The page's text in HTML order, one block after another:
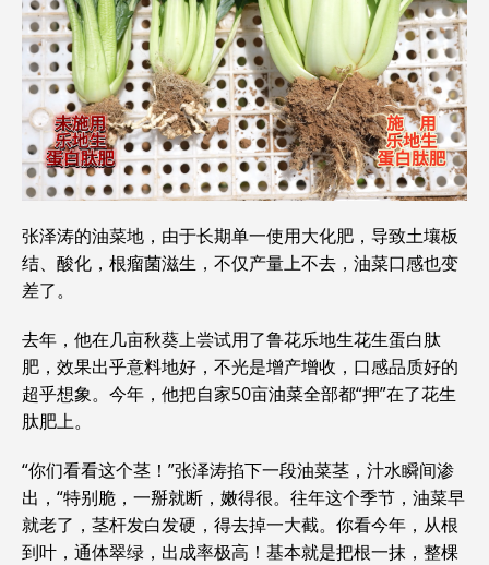
张泽涛的油菜地，由于长期单一使用大化肥，导致土壤板
结、酸化，根瘤菌滋生，不仅产量上不去，油菜口感也变
差了。
去年，他在几亩秋葵上尝试用了鲁花乐地生花生蛋白肽
肥，效果出乎意料地好，不光是增产增收，口感品质好的
超乎想象。今年，他把自家50亩油菜全部都“押”在了花生
肽肥上。
“你们看看这个茎！”张泽涛掐下一段油菜茎，汁水瞬间渗
出，“特别脆，一掰就断，嫩得很。往年这个季节，油菜早
就老了，茎杆发白发硬，得去掉一大截。你看今年，从根
到叶，通体翠绿，出成率极高！基本就是把根一抹，整棵